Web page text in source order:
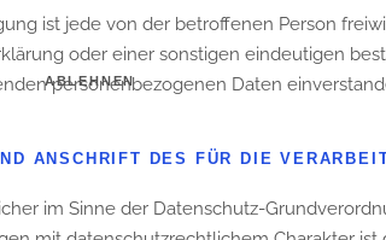
ist jede von der betroffenen Person
oder einer sonstigen eindeutigen
personenbezogenen Daten
ANSCHRIFT DES FÜR DIE
im Sinne der Datenschutz-
ABLEHNEN